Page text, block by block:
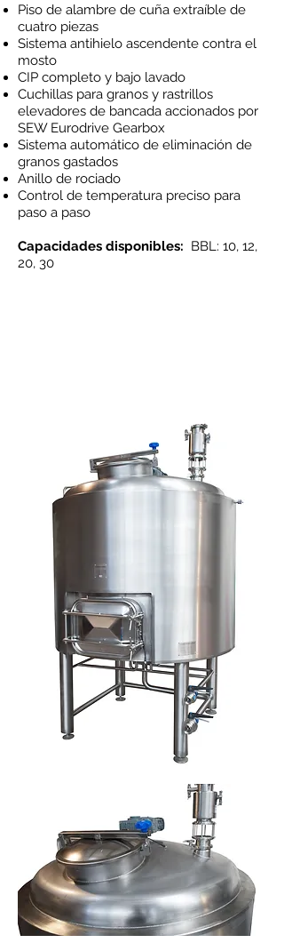
Piso de alambre de cuña extraíble de
cuatro piezas
Sistema antihielo ascendente contra el
mosto
CIP completo y bajo lavado
Cuchillas para granos y rastrillos
elevadores de bancada accionados por
SEW Eurodrive Gearbox
Sistema automático de eliminación de
granos gastados
Anillo de rociado
Control de temperatura preciso para
paso a paso
Capacidades disponibles: BBL: 10, 12,
20, 30